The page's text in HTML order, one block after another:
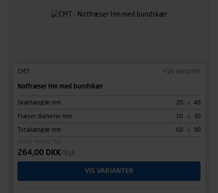
CMT +16 varianter
Notfræser Hm med bundskær
Skærlængde mm 20 40
Fræser diameter mm 10 30
Totallængde mm 60
90
264,00 DKK/Styk
VIS VARIANTER